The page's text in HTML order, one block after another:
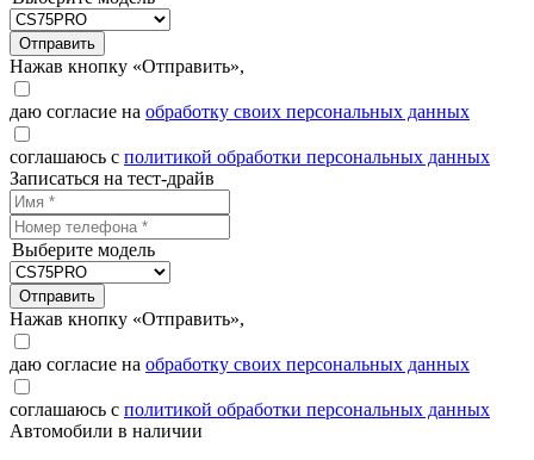
Отправить
Нажав кнопку «Отправить»,
даю согласие на обработку своих персональных данных
соглашаюсь с политикой обработки персональных данных
Записаться на тест-драйв
Выберите модель
Отправить
Нажав кнопку «Отправить»,
даю согласие на обработку своих персональных данных
соглашаюсь с политикой обработки персональных данных
Автомобили в наличии